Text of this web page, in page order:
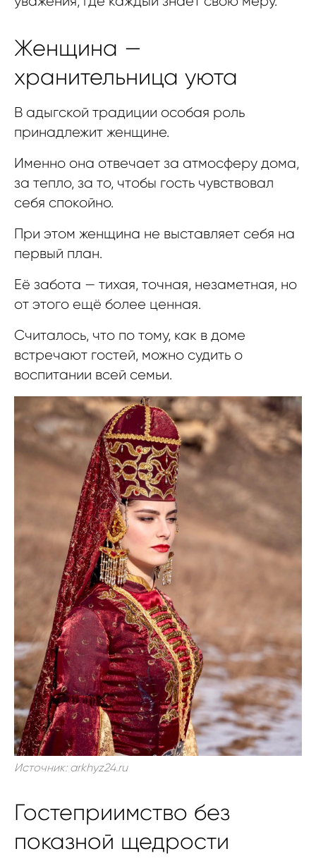
Женщина —
хранительница уюта
В адыгской традиции особая роль
принадлежит женщине.
Именно она отвечает за атмосферу дома,
за тепло, за то, чтобы гость чувствовал
себя спокойно.
При этом женщина не выставляет себя на
первый план.
Её забота — тихая, точная, незаметная, но
от этого ещё более ценная.
Считалось, что по тому, как в доме
встречают гостей, можно судить о
воспитании всей семьи.
Источник: arkhyz24.ru
Гостеприимство без
показной щедрости